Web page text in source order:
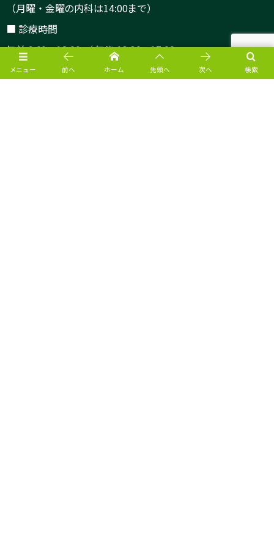
（月曜・金曜の内科は14:00まで）
■ 診療時間
午前 9:00～12:00 ／ 午後 13:30～17:00
メニュー 検索
前へ ホーム 先頭へ 次へ